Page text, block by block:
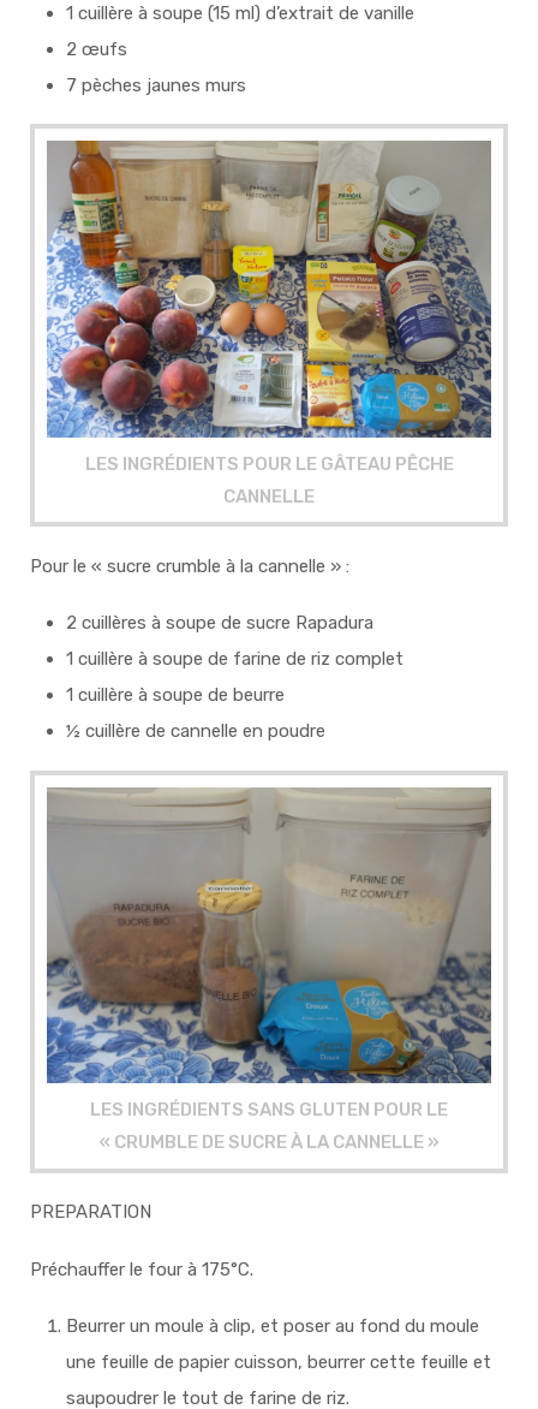
1 cuillère à soupe (15 ml) d’extrait de vanille
2 œufs
7 pèches jaunes murs
LES INGRÉDIENTS POUR LE GÂTEAU PÊCHE
CANNELLE
Pour le « sucre crumble à la cannelle » :
2 cuillères à soupe de sucre Rapadura
1 cuillère à soupe de farine de riz complet
1 cuillère à soupe de beurre
½ cuillère de cannelle en poudre
LES INGRÉDIENTS SANS GLUTEN POUR LE
« CRUMBLE DE SUCRE À LA CANNELLE »
PREPARATION
Préchauffer le four à 175°C.
Beurrer un moule à clip, et poser au fond du moule
une feuille de papier cuisson, beurrer cette feuille et
saupoudrer le tout de farine de riz.